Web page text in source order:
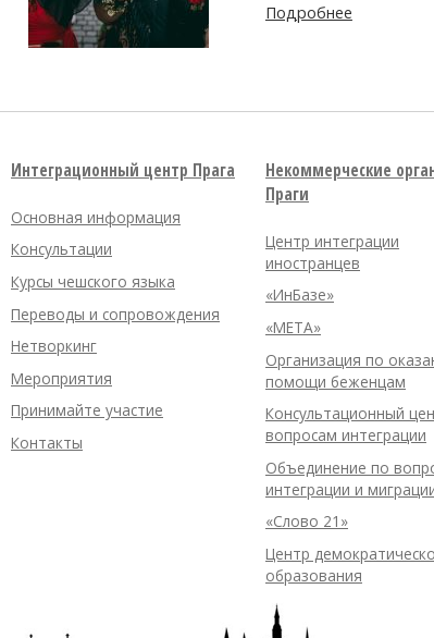
Подробнее
Интеграционный центр Прага
Основная информация
Консультации
Курсы чешского языка
Переводы и сопровождения
Нетворкинг
Мероприятия
Принимайте участие
Контакты
Некоммерческие
Праги
Центр интеграции
иностранцев
«ИнБазе»
«META»
Организация по
помощи беженцам
Консультационный
вопросам интеграции
Объединение по
интеграции и
«Слово 21»
Центр
образования